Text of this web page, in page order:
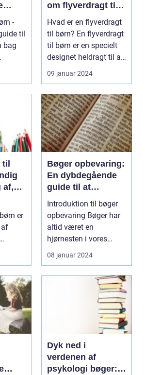
-
til
bag
om flyverdragt til
børn
Hvad er en flyverdragt
til børn? En flyverdragt
til børn er en specielt
designet heldragt til at
hol...
09 januar 2024
af,
er
af
Bøger opbevaring:
En dybdegående
guide til at
beskytte og
organisere din
samling
Introduktion til bøger
opbevaring Bøger har
altid været en
hjørnesten i vores
kultur, og mange af o...
08 januar 2024
Dyk ned i
verdenen af
psykologi bøger: